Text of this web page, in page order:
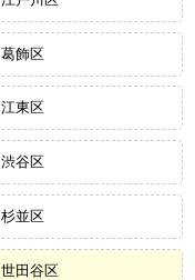
葛飾区
江東区
渋谷区
杉並区
世田谷区